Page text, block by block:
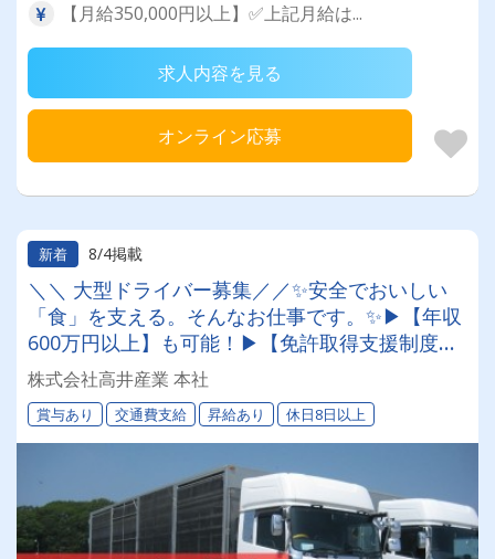
【月給350,000円以上】✅上記月給は...
求人内容を見る
オンライン応募
新着 8/4掲載
＼＼ 大型ドライバー募集／／✨安全でおいしい
「食」を支える。そんなお仕事です。✨▶【年収
600万円以上】も可能！▶【免許取得支援制度】
でスキルアップも可能！▶【昇給】【賞与年2
回】【精皆勤手当】など手当も充実
株式会社高井産業 本社
賞与あり 交通費支給 昇給あり 休日8日以上